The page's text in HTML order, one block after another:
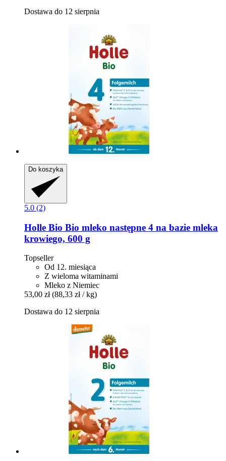
Dostawa do 12 sierpnia
Do koszyka
5.0 (2)
Holle Bio Bio mleko następne 4 na bazie mleka
krowiego, 600 g
Topseller
Od 12. miesiąca
Z wieloma witaminami
Mleko z Niemiec
53,00 zł (88,33 zł / kg)
Dostawa do 12 sierpnia